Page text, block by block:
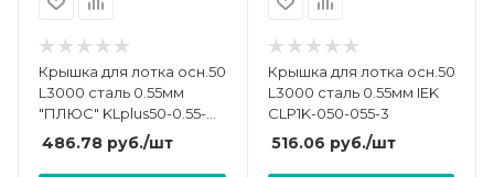
Крышка для лотка осн.50
L3000 сталь 0.55мм
"ПЛЮС" KLplus50-0.55-
3000 оцинк. КМ PL0385
486.78 руб./шт
Крышка для лотка осн.50
L3000 сталь 0.55мм IEK
CLP1K-050-055-3
516.06 руб./шт